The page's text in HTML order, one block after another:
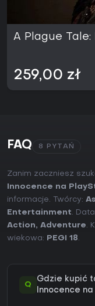
A Plague Tale:
259,00 zł
FAQ 8 PYTAŃ
Zanim zaczniesz
Innocence na
informacje. Twórcy:
Entertainment.
Action, Adventure.
wiekowa:
PEGI 18.
Q
Gdzie kupić
Innocence